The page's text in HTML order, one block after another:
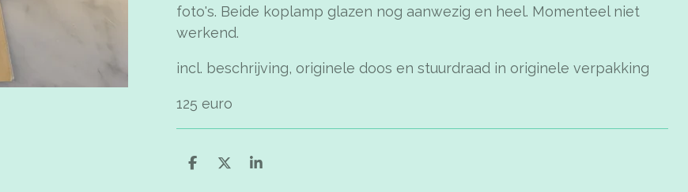
foto's. Beide koplamp glazen nog aanwezig en heel. Momenteel niet
werkend.
incl. beschrijving, originele doos en stuurdraad in originele verpakking
125 euro
D
D
S